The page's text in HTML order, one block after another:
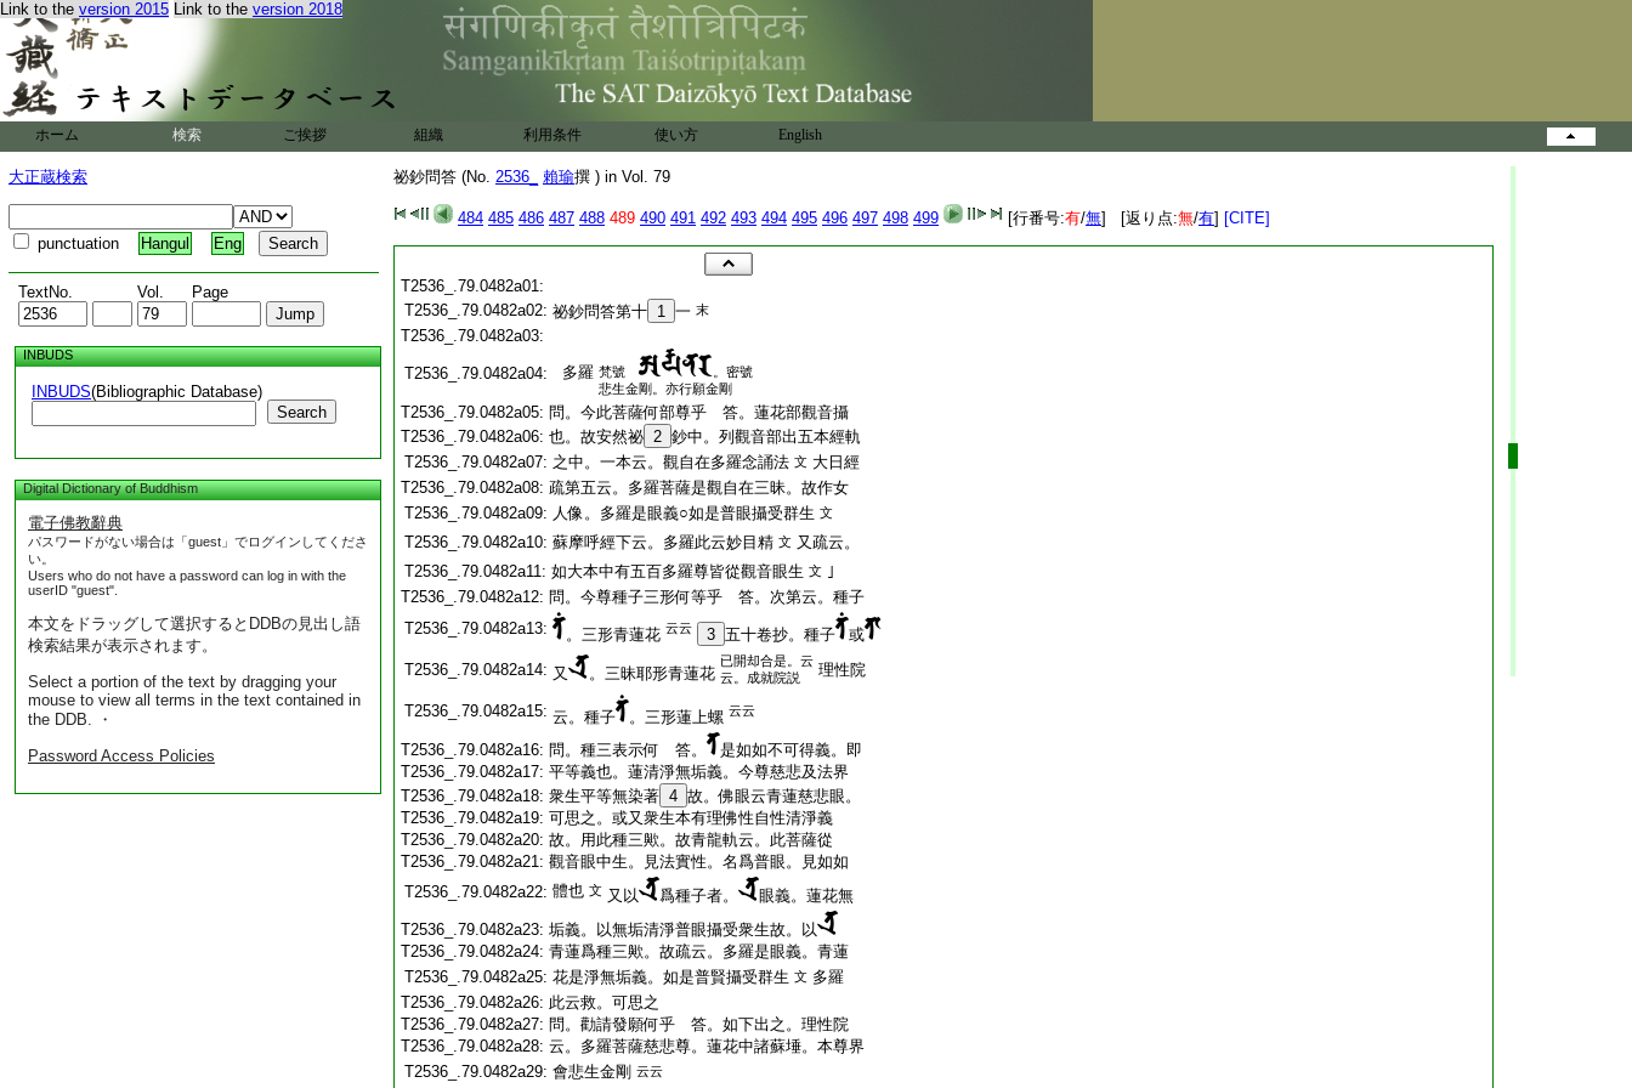
Link to the version 2015 Link to the version 2018
ホーム 検索 ご挨拶 組織 利用条件 使い方 English
大正蔵検索
punctuation Hangul Eng
TextNo. Vol. Page
INBUDS
INBUDS(Bibliographic Database)
Search
Digital Dictionary of Buddhism
電子佛教辭典
パスワードがない場合は「guest」でログインしてくださ
い。
Users who do not have a password can log in with the
userID "guest".
本文をドラッグして選択するとDDBの見出し語
検索結果が表示されます。
Select a portion of the text by dragging your
mouse to view all terms in the text contained in
the DDB. ・
Password Access Policies
祕鈔問答 (No. 2536_ 賴瑜撰 ) in Vol. 79
484 485 486 487 488 489 490 491 492 493 494 495 496 497 498 499 [行番号:有/無] [返り点:無/有] [CITE]
T2536_.79.0482a01:
T2536_.79.0482a02: 祕鈔問答第十 1 一 末
T2536_.79.0482a03:
T2536_.79.0482a04: 多羅 梵號
。密號
悲生金剛。亦行願金剛
T2536_.79.0482a05: 問。今此菩薩何部尊乎 答。蓮花部觀音攝
T2536_.79.0482a06: 也。故安然祕 2 鈔中。列觀音部出五本經軌
T2536_.79.0482a07: 之中。一本云。觀自在多羅念誦法 文 大日經
T2536_.79.0482a08: 疏第五云。多羅菩薩是觀自在三昧。故作女
T2536_.79.0482a09: 人像。多羅是眼義○如是普眼攝受群生 文
T2536_.79.0482a10: 蘇摩呼經下云。多羅此云妙目精 文 又疏云。
T2536_.79.0482a11: 如大本中有五百多羅尊皆從觀音眼生 文 ｣
T2536_.79.0482a12: 問。今尊種子三形何等乎 答。次第云。種子
T2536_.79.0482a13:
。三形青蓮花 云云 3 五十卷抄。種子
或
T2536_.79.0482a14: 又 。三昧耶形青蓮花
已開却合是。云
云。成就院説
理性院
T2536_.79.0482a15: 云。種子 。三形蓮上螺 云云
T2536_.79.0482a16: 問。種三表示何 答。
是如如不可得義。即
T2536_.79.0482a17: 平等義也。蓮清淨無垢義。今尊慈悲及法界
T2536_.79.0482a18: 衆生平等無染著 4 故。佛眼云青蓮慈悲眼。
T2536_.79.0482a19: 可思之。或又衆生本有理佛性自性清淨義
T2536_.79.0482a20: 故。用此種三歟。故青龍軌云。此菩薩從
T2536_.79.0482a21: 觀音眼中生。見法實性。名爲普眼。見如如
T2536_.79.0482a22: 體也 文 又以 爲種子者。
眼義。蓮花無
T2536_.79.0482a23: 垢義。以無垢清淨普眼攝受衆生故。以
T2536_.79.0482a24: 青蓮爲種三歟。故疏云。多羅是眼義。青蓮
T2536_.79.0482a25: 花是淨無垢義。如是普賢攝受群生 文 多羅
T2536_.79.0482a26: 此云救。可思之
T2536_.79.0482a27: 問。勸請發願何乎 答。如下出之。理性院
T2536_.79.0482a28: 云。多羅菩薩慈悲尊。蓮花中諸蘇埵。本尊界
T2536_.79.0482a29: 會悲生金剛 云云